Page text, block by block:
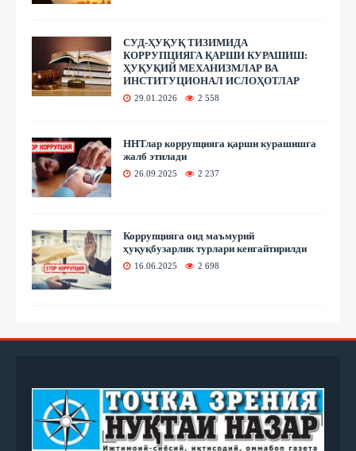
СУД-ҲУҚУҚ ТИЗИМИДА
КОРРУПЦИЯГА ҚАРШИ КУРАШИШ:
ҲУҚУҚИЙ МЕХАНИЗМЛАР ВА
ИНСТИТУЦИОНАЛ ИСЛОҲОТЛАР
29.01.2026 2 558
ННТлар коррупцияга қарши курашишга
жалб этилади
26.09.2025 2 237
Коррупцияга оид маъмурий
ҳуқуқбузарлик турлари кенгайтирилди
16.06.2025 2 698